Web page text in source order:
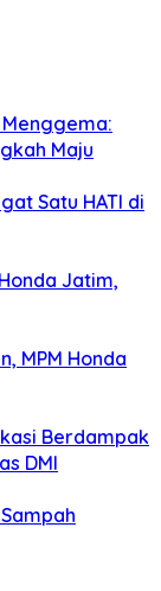
Maju
Satu HATI di
Jatim,
MPM Honda
Berdampak
DMI